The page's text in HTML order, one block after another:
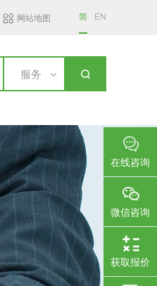
信设备标准，新... 国家认监委
网站地图 简 EN
服务
在线咨询
微信咨询
获取报价